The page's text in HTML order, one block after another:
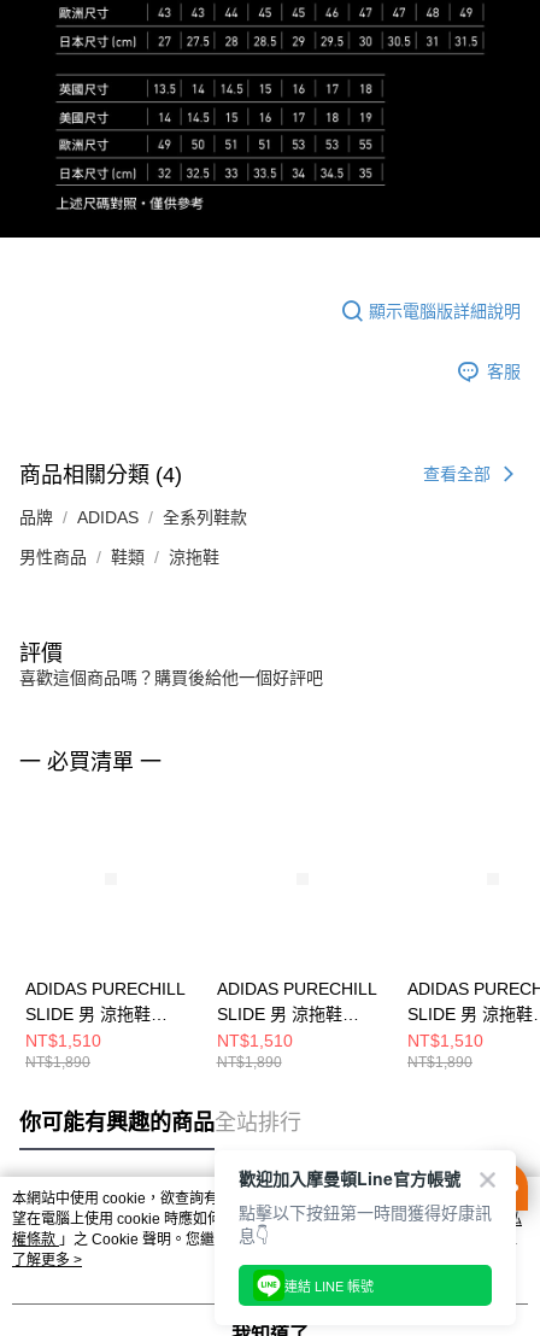
顯示電腦版詳細說明
客服
商品相關分類 (4) 查看全部
品牌 ADIDAS 全系列鞋款
男性商品 鞋類 涼拖鞋
評價
喜歡這個商品嗎？購買後給他一個好評吧
一 必買清單 一
ADIDAS PURECHILL
SLIDE 男 涼拖鞋
KI0055
NT$1,510
NT$1,890
ADIDAS PURECHILL
SLIDE 男 涼拖鞋
KH6736
NT$1,510
NT$1,890
ADIDAS
SLIDE 男 涼拖鞋
KI0054
NT$1,510
NT$1,890
你可能有興趣的商品全站排行
熱門標籤
本網站中使用 cookie，欲查詢有關本網站使用 cookie 方式之詳情，及若您不希
望在電腦上使用 cookie 時應如何變更電腦的 cookie 設定，請參閱本網站「
隱私
權條款 」之 Cookie 聲明。您繼續使用本網站即表示您同意本公司得按本網站使
用條款之 Cookie 聲明使用 cookie。
了解更多 >
歡迎加入摩曼頓Line官方帳號
點擊以下按鈕第一時間獲得好康訊
息👇
連結 LINE 帳號